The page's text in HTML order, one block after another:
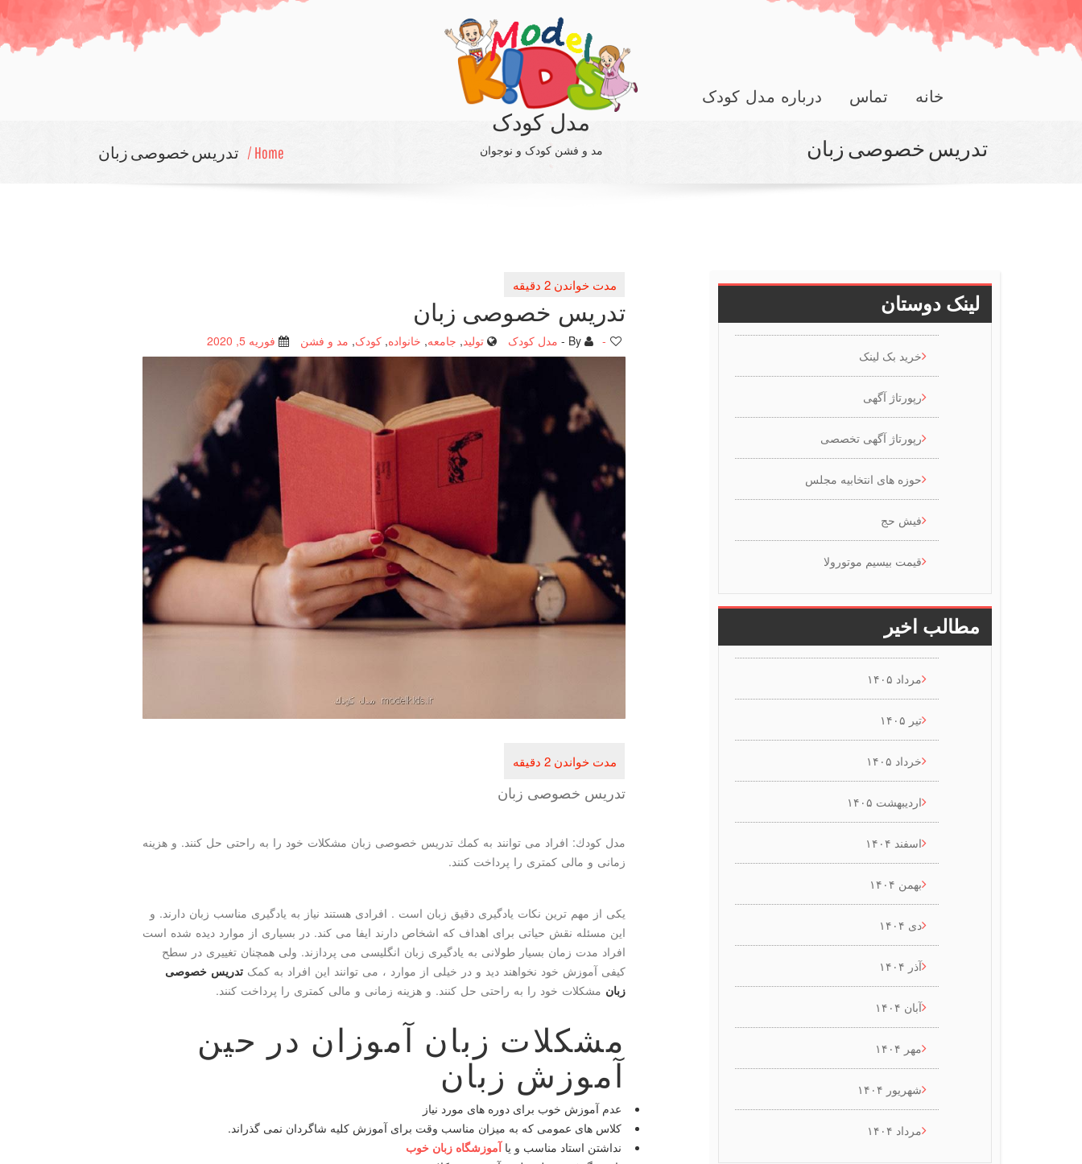
مدل کودک
مد و فشن کودک و نوجوان
خانه تماس درباره مدل کودک
Home / تدریس خصوصی زبان تدریس خصوصی زبان
تدریس خصوصی زبان
مدل کودک تولید, جامعه, خانواده, کودک, مد و فشن فوریه 5, 2020 -
تدریس خصوصی زبان
مدل كودك: افراد می توانند به كمك تدریس خصوصی زبان مشكلات خود را به راحتی حل كنند. و هزینه
زمانی و مالی كمتری را پرداخت كنند.
یکی از مهم ترین نکات یادگیری دقیق زبان است . افرادی هستند نیاز به یادگیری مناسب زبان دارند. و
این مسئله نقش حیاتی برای اهداف که اشخاص دارند ایفا می کند. در بسیاری از موارد دیده شده است
افراد مدت زمان بسیار طولانی به یادگیری زبان انگلیسی می پردازند. ولی همچنان تغییری در سطح
کیفی آموزش خود نخواهند دید و در خیلی از موارد ، می توانند این افراد به کمک تدریس خصوصی
زبان مشکلات خود را به راحتی حل کنند. و هزینه زمانی و مالی کمتری را پرداخت کنند.
مشکلات زبان آموزان در حین
آموزش زبان
عدم آموزش خوب برای دوره های مورد نیاز
کلاس های عمومی که به میزان مناسب وقت برای آموزش کلیه شاگردان نمی گذراند.
نداشتن استاد مناسب و یاآموزشگاه زبان خوب
لینک دوستان
خرید بک لینک
رپورتاژ آگهی
رپورتاژ آگهی تخصصی
حوزه های انتخابیه مجلس
فیش حج
قیمت بیسیم موتورولا
مطالب اخیر
مرداد ۱۴۰۵
تیر ۱۴۰۵
خرداد ۱۴۰۵
اردیبهشت ۱۴۰۵
اسفند ۱۴۰۴
بهمن ۱۴۰۴
دی ۱۴۰۴
آذر ۱۴۰۴
آبان ۱۴۰۴
مهر ۱۴۰۴
شهریور ۱۴۰۴
مرداد ۱۴۰۴